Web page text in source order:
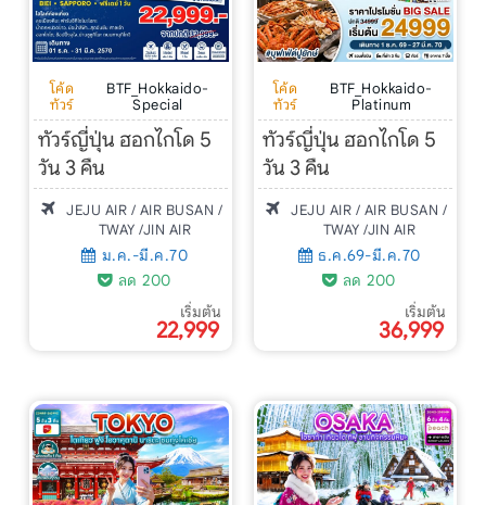
โค้ด
ทัวร์
BTF_Hokkaido-
Special
ทัวร์ญี่ปุ่น ฮอกไกโด 5
วัน 3 คืน
JEJU AIR / AIR BUSAN /
TWAY /JIN AIR
ม.ค.-มี.ค.70
ลด 200
เริ่มต้น
22,999
โค้ด
ทัวร์
BTF_Hokkaido-
Platinum
ทัวร์ญี่ปุ่น ฮอกไกโด 5
วัน 3 คืน
JEJU AIR / AIR BUSAN /
TWAY /JIN AIR
ธ.ค.69-มี.ค.70
ลด 200
เริ่มต้น
36,999